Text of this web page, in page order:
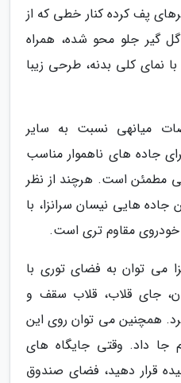
پف کرده کنار خطی که از
گیر جلو محو شده، همراه
نمای کلی بدنه، طرحی زیبا
میانهی نسبت به سایر
جاده های ناهموار مناسب
مطمئن است. هرچند از نظر
جاده هایی نیسان سرانزا، با
مقاوم تری است.
می توان به فضای توری با
جای قلاب، قلاب سقف و
همچنین می توان روی این
جا داد. وقتی جایگاه های
قرار دهید، فضای صندوق